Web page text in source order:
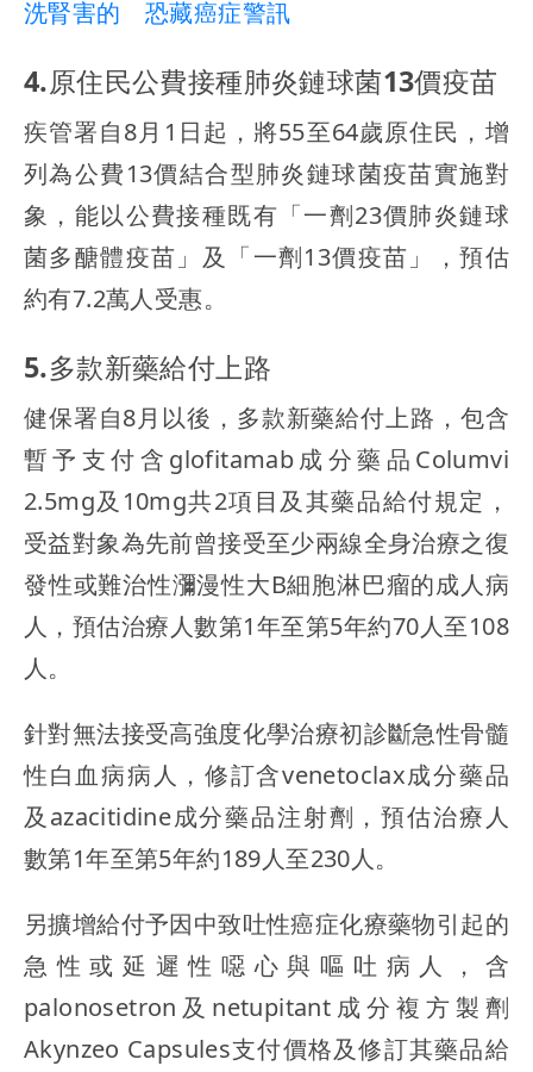
洗腎害的 恐藏癌症警訊
4.原住民公費接種肺炎鏈球菌13價疫苗
疾管署自8月1日起，將55至64歲原住民，增
列為公費13價結合型肺炎鏈球菌疫苗實施對
象，能以公費接種既有「一劑23價肺炎鏈球
菌多醣體疫苗」及「一劑13價疫苗」，預估
約有7.2萬人受惠。
5.多款新藥給付上路
健保署自8月以後，多款新藥給付上路，包含
暫予支付含glofitamab成分藥品Columvi
2.5mg及10mg共2項目及其藥品給付規定，
受益對象為先前曾接受至少兩線全身治療之復
發性或難治性瀰漫性大B細胞淋巴瘤的成人病
人，預估治療人數第1年至第5年約70人至108
人。
針對無法接受高強度化學治療初診斷急性骨髓
性白血病病人，修訂含venetoclax成分藥品
及azacitidine成分藥品注射劑，預估治療人
數第1年至第5年約189人至230人。
另擴增給付予因中致吐性癌症化療藥物引起的
急性或延遲性噁心與嘔吐病人，含
palonosetron及netupitant成分複方製劑
Akynzeo Capsules支付價格及修訂其藥品給